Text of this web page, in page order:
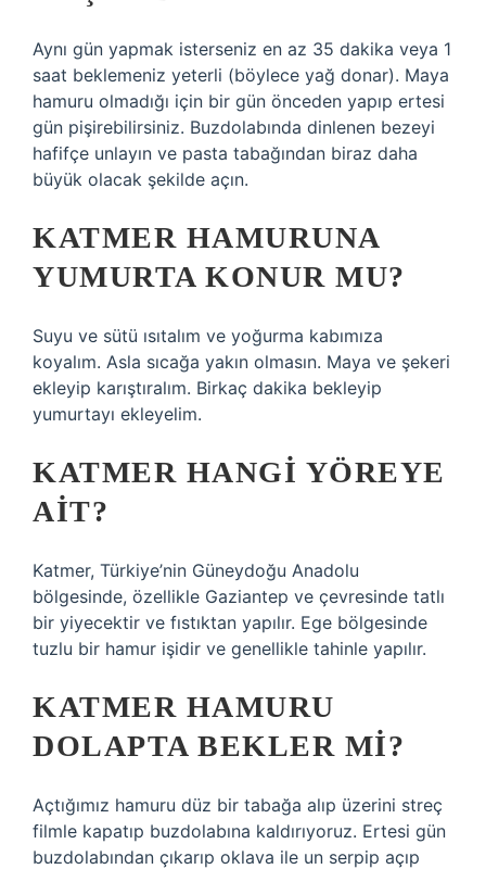
Aynı gün yapmak isterseniz en az 35 dakika veya 1
saat beklemeniz yeterli (böylece yağ donar). Maya
hamuru olmadığı için bir gün önceden yapıp ertesi
gün pişirebilirsiniz. Buzdolabında dinlenen bezeyi
hafifçe unlayın ve pasta tabağından biraz daha
büyük olacak şekilde açın.
KATMER HAMURUNA
YUMURTA KONUR MU?
Suyu ve sütü ısıtalım ve yoğurma kabımıza
koyalım. Asla sıcağa yakın olmasın. Maya ve şekeri
ekleyip karıştıralım. Birkaç dakika bekleyip
yumurtayı ekleyelim.
KATMER HANGI YÖREYE
AIT?
Katmer, Türkiye’nin Güneydoğu Anadolu
bölgesinde, özellikle Gaziantep ve çevresinde tatlı
bir yiyecektir ve fıstıktan yapılır. Ege bölgesinde
tuzlu bir hamur işidir ve genellikle tahinle yapılır.
KATMER HAMURU
DOLAPTA BEKLER MI?
Açtığımız hamuru düz bir tabağa alıp üzerini streç
filmle kapatıp buzdolabına kaldırıyoruz. Ertesi gün
buzdolabından çıkarıp oklava ile un serpip açıp